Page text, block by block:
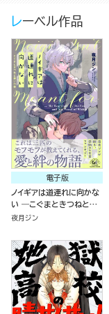
レーベル作品
電子版
ノイギアは道連れに向かな
い ―こぐまときつねと願
いの器―
夜月ジン